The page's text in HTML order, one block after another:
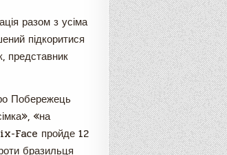
разом з усіма
підкоритися
представник
Побережець
«на
Face пройде 12
бразильця